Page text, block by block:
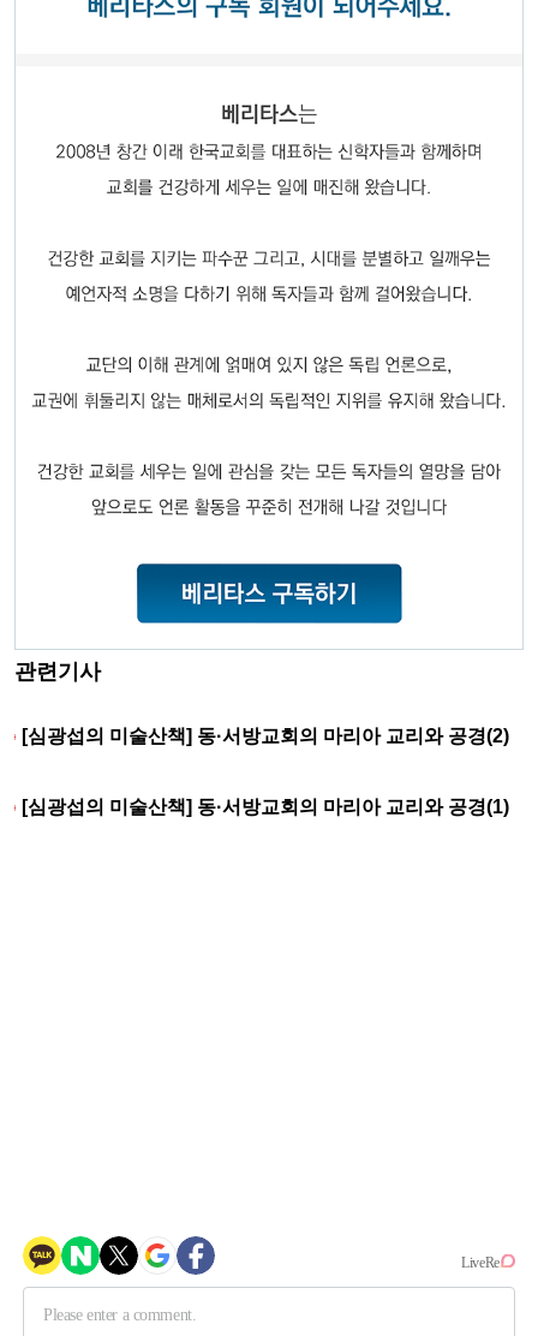
관련기사
[심광섭의 미술산책] 동·서방교회의 마리아 교리와 공경(2)
[심광섭의 미술산책] 동·서방교회의 마리아 교리와 공경(1)